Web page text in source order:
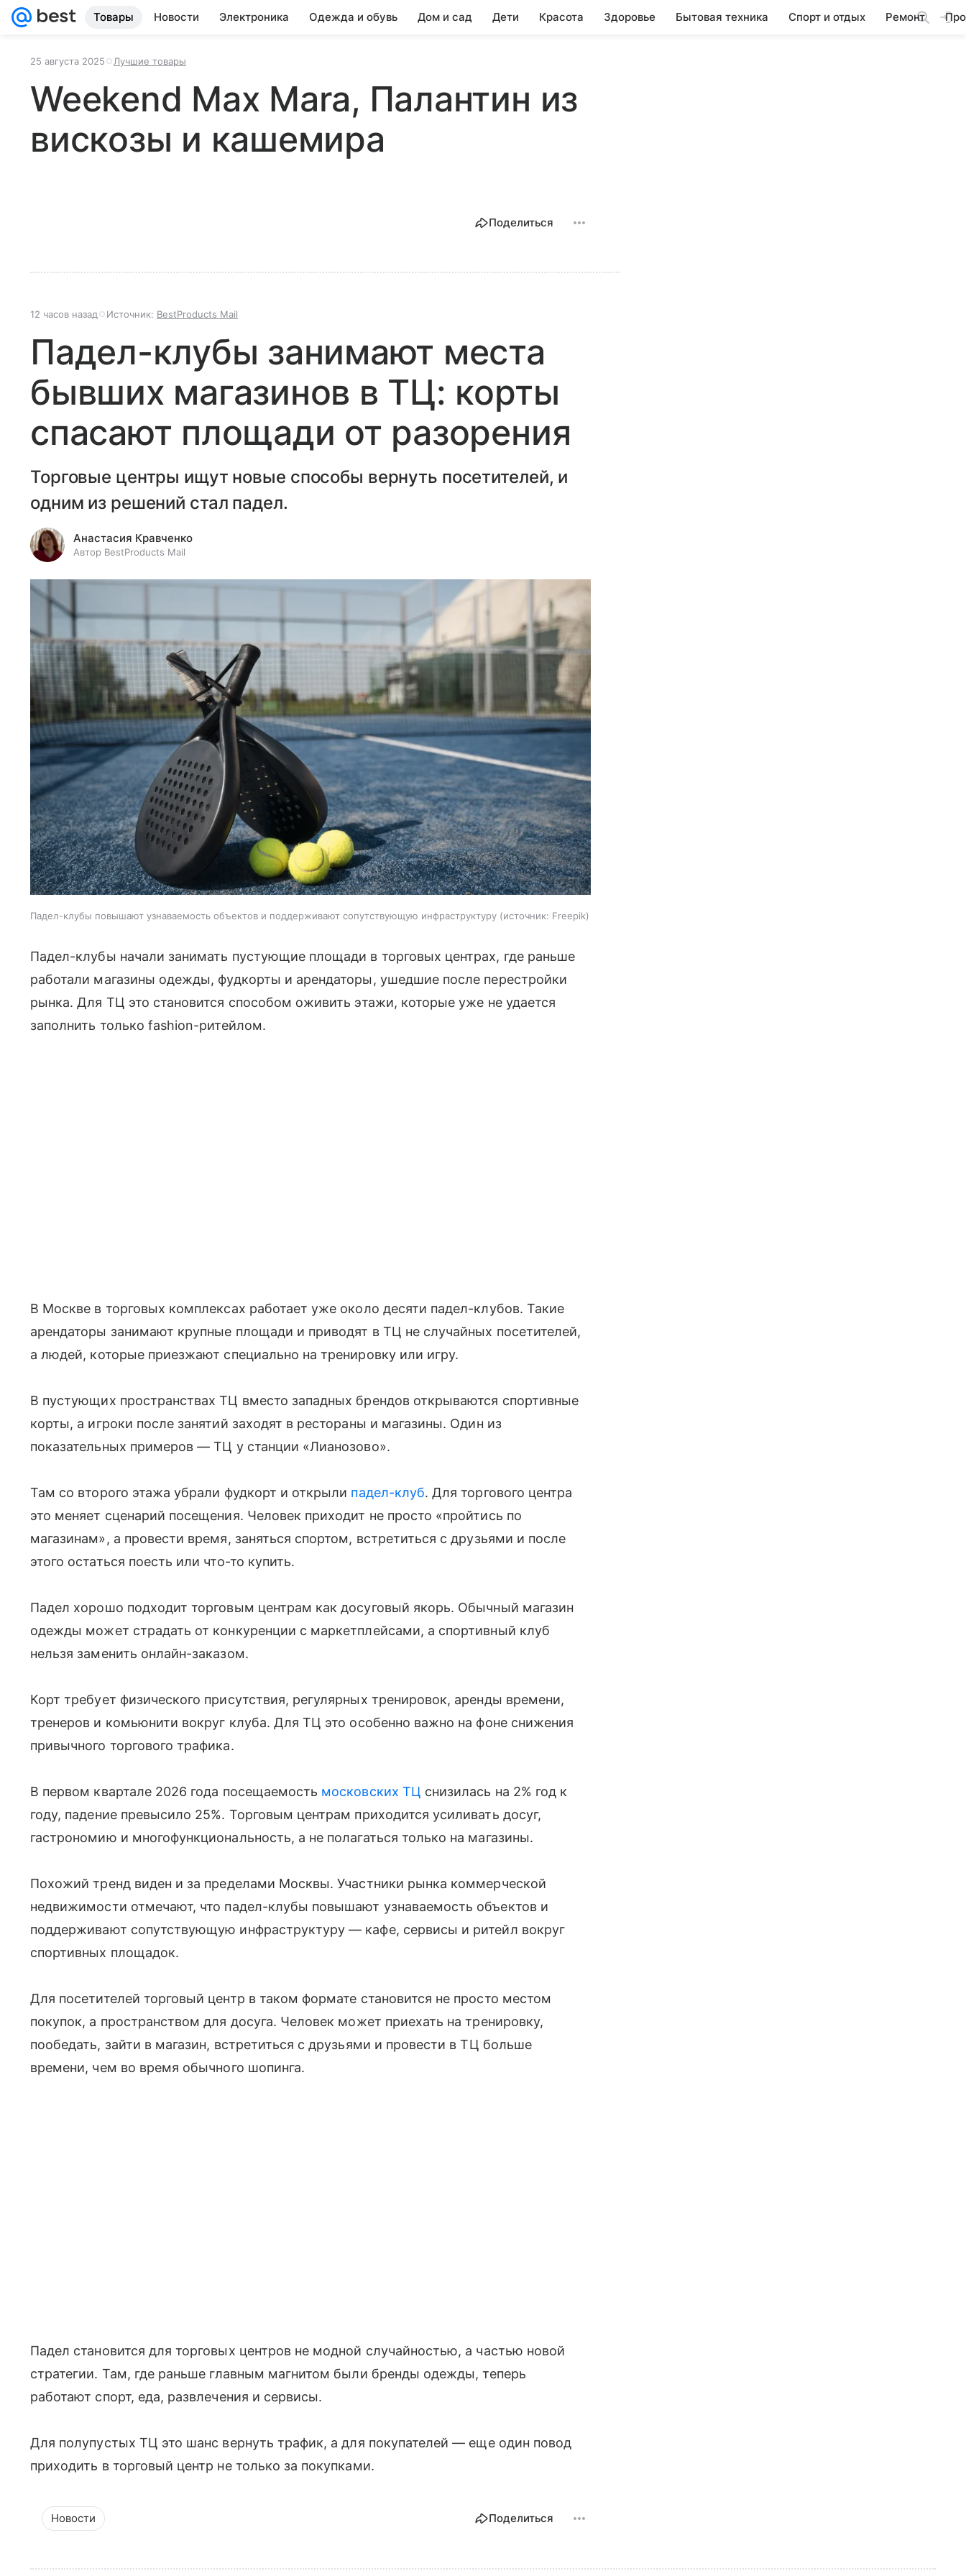
Товары Новости Электроника Одежда и обувь Дом и сад Дети Красота Здоровье Бытовая техника Спорт и отдых Ремонт
25 августа 2025 Лучшие товары
Weekend Max Mara, Палантин из
вискозы и кашемира
Поделиться
12 часов назад Источник: BestProducts Mail
Падел-клубы занимают места
бывших магазинов в ТЦ: корты
спасают площади от разорения
Торговые центры ищут новые способы вернуть посетителей, и
одним из решений стал падел.
Анастасия Кравченко
Автор BestProducts Mail
Падел-клубы повышают узнаваемость объектов и поддерживают сопутствующую инфраструктуру источник: Freepik
Падел-клубы начали занимать пустующие площади в торговых центрах, где раньше
работали магазины одежды, фудкорты и арендаторы, ушедшие после перестройки
рынка. Для ТЦ это становится способом оживить этажи, которые уже не удается
заполнить только fashion-ритейлом.
В Москве в торговых комплексах работает уже около десяти падел-клубов. Такие
арендаторы занимают крупные площади и приводят в ТЦ не случайных посетителей,
а людей, которые приезжают специально на тренировку или игру.
В пустующих пространствах ТЦ вместо западных брендов открываются спортивные
корты, а игроки после занятий заходят в рестораны и магазины. Один из
показательных примеров — ТЦ у станции «Лианозово».
Там со второго этажа убрали фудкорт и открыли падел-клуб. Для торгового центра
это меняет сценарий посещения. Человек приходит не просто «пройтись по
магазинам», а провести время, заняться спортом, встретиться с друзьями и после
этого остаться поесть или что-то купить.
Падел хорошо подходит торговым центрам как досуговый якорь. Обычный магазин
одежды может страдать от конкуренции с маркетплейсами, а спортивный клуб
нельзя заменить онлайн-заказом.
Корт требует физического присутствия, регулярных тренировок, аренды времени,
тренеров и комьюнити вокруг клуба. Для ТЦ это особенно важно на фоне снижения
привычного торгового трафика.
В первом квартале 2026 года посещаемость московских ТЦ снизилась на 2% год к
году, падение превысило 25%. Торговым центрам приходится усиливать досуг,
гастрономию и многофункциональность, а не полагаться только на магазины.
Похожий тренд виден и за пределами Москвы. Участники рынка коммерческой
недвижимости отмечают, что падел-клубы повышают узнаваемость объектов и
поддерживают сопутствующую инфраструктуру — кафе, сервисы и ритейл вокруг
спортивных площадок.
Для посетителей торговый центр в таком формате становится не просто местом
покупок, а пространством для досуга. Человек может приехать на тренировку,
пообедать, зайти в магазин, встретиться с друзьями и провести в ТЦ больше
времени, чем во время обычного шопинга.
Падел становится для торговых центров не модной случайностью, а частью новой
стратегии. Там, где раньше главным магнитом были бренды одежды, теперь
работают спорт, еда, развлечения и сервисы.
Для полупустых ТЦ это шанс вернуть трафик, а для покупателей — еще один повод
приходить в торговый центр не только за покупками.
Новости Поделиться